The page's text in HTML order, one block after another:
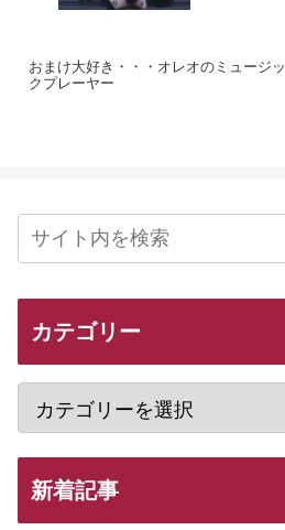
おまけ大好き・・・オレオのミュージッ
クプレーヤー
カテゴリー
新着記事